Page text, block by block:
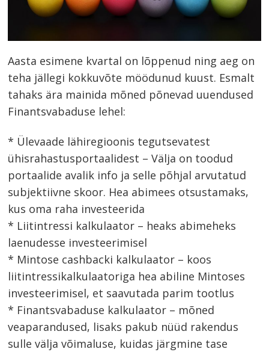
Aasta esimene kvartal on lõppenud ning aeg on
teha jällegi kokkuvõte möödunud kuust. Esmalt
tahaks ära mainida mõned põnevad uuendused
Finantsvabaduse lehel:
* Ülevaade lähiregioonis tegutsevatest
ühisrahastusportaalidest – Välja on toodud
portaalide avalik info ja selle põhjal arvutatud
subjektiivne skoor. Hea abimees otsustamaks,
kus oma raha investeerida
* Liitintressi kalkulaator – heaks abimeheks
laenudesse investeerimisel
* Mintose cashbacki kalkulaator – koos
liitintressikalkulaatoriga hea abiline Mintoses
investeerimisel, et saavutada parim tootlus
* Finantsvabaduse kalkulaator – mõned
veaparandused, lisaks pakub nüüd rakendus
sulle välja võimaluse, kuidas järgmine tase